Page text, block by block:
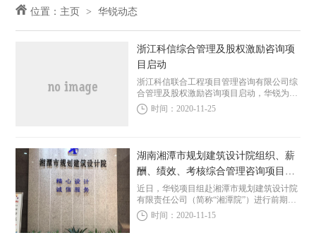
位置： 主页 华锐动态
浙江科信综合管理及股权激励咨询项
目启动
浙江科信联合工程项目管理咨询有限公司综
合管理及股权激励咨询项目启动，华锐为浙
江科信提供组织体系完善、事业部管理机
制、岗位晋升通路机制设计、薪酬绩效体系
时间：2020-11-25
湖南湘潭市规划建筑设计院组织、薪
酬、绩效、考核综合管理咨询项目启
动
近日，华锐项目组赴湘潭市规划建筑设计院
有限责任公司（简称“湘潭院”）进行前期调
研，湘潭院综合管理咨询项目启动。本次咨
询服务内容主要包括组织、院所经济责任
时间：2020-11-15